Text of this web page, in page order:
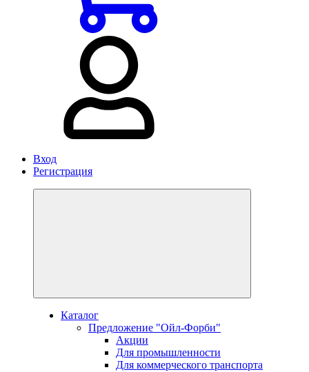
Вход
Регистрация
Каталог
Предложение "Ойл-Форби"
Акции
Для промышленности
Для коммерческого транспорта